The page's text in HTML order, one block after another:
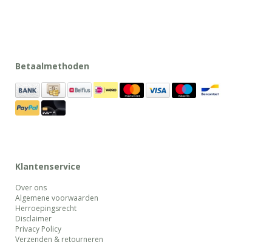
Betaalmethoden
Klantenservice
Over ons
Algemene voorwaarden
Herroepingsrecht
Disclaimer
Privacy Policy
Verzenden & retourneren